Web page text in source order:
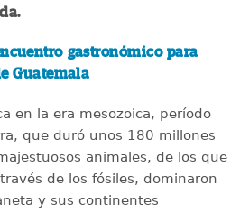
gastronómico para
Guatemala
en la era mesozoica, período
que duró unos 180 millones
animales, de los que
de los fósiles, dominaron
y sus continentes